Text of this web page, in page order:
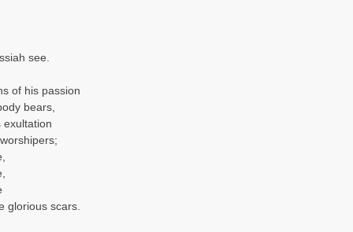
see.
of his passion
bears,
exultation
glorious scars.